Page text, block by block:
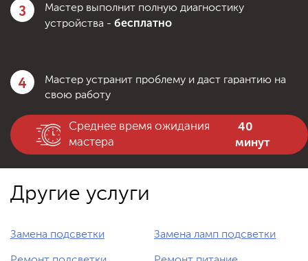
Другие услуги
Замена подсветки Замена ламп подсветки
3
Мастер выполнит полную диагностику
устройства - бесплатно
4
Мастер устранит проблему и даст гарантию на
свою работу
Среднее время ожидания
мастера
40
минут